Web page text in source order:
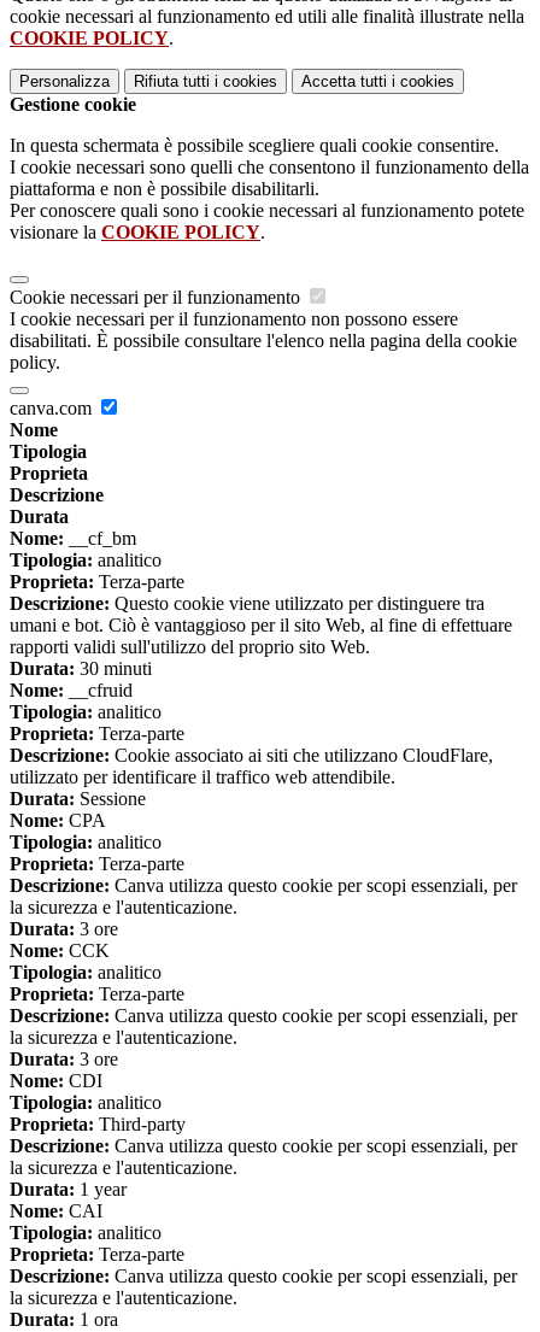
cookie necessari al funzionamento ed utili alle finalità illustrate nella
COOKIE POLICY.
Personalizza Rifiuta tutti i cookies Accetta tutti i cookies
Gestione cookie
In questa schermata è possibile scegliere quali cookie consentire.
I cookie necessari sono quelli che consentono il funzionamento della
piattaforma e non è possibile disabilitarli.
Per conoscere quali sono i cookie necessari al funzionamento potete
visionare la COOKIE POLICY.
Cookie necessari per il funzionamento
I cookie necessari per il funzionamento non possono essere
disabilitati. È possibile consultare l'elenco nella pagina della cookie
policy.
canva.com
Nome
Tipologia
Proprieta
Descrizione
Durata
Nome: __cf_bm
Tipologia: analitico
Proprieta: Terza-parte
Descrizione: Questo cookie viene utilizzato per distinguere tra
umani e bot. Ciò è vantaggioso per il sito Web, al fine di effettuare
rapporti validi sull'utilizzo del proprio sito Web.
Durata: 30 minuti
Nome: __cfruid
Tipologia: analitico
Proprieta: Terza-parte
Descrizione: Cookie associato ai siti che utilizzano CloudFlare,
utilizzato per identificare il traffico web attendibile.
Durata: Sessione
Nome: CPA
Tipologia: analitico
Proprieta: Terza-parte
Descrizione: Canva utilizza questo cookie per scopi essenziali, per
la sicurezza e l'autenticazione.
Durata: 3 ore
Nome: CCK
Tipologia: analitico
Proprieta: Terza-parte
Descrizione: Canva utilizza questo cookie per scopi essenziali, per
la sicurezza e l'autenticazione.
Durata: 3 ore
Nome: CDI
Tipologia: analitico
Proprieta: Third-party
Descrizione: Canva utilizza questo cookie per scopi essenziali, per
la sicurezza e l'autenticazione.
Durata: 1 year
Nome: CAI
Tipologia: analitico
Proprieta: Terza-parte
Descrizione: Canva utilizza questo cookie per scopi essenziali, per
la sicurezza e l'autenticazione.
Durata: 1 ora